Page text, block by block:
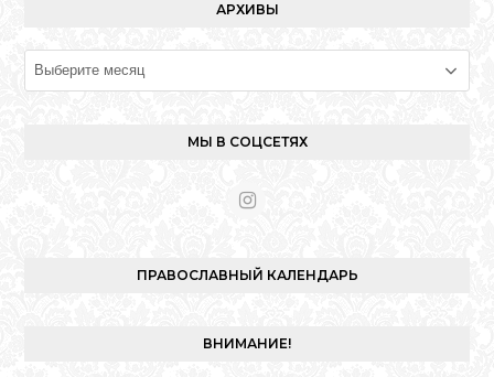
АРХИВЫ
Архивы
МЫ В СОЦСЕТЯХ
I
t
a
ПРАВОСЛАВНЫЙ КАЛЕНДАРЬ
ВНИМАНИЕ!